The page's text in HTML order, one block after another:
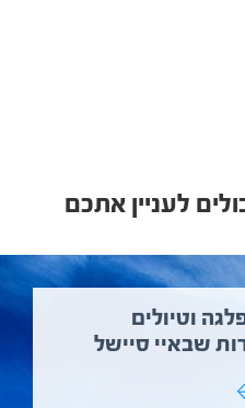
לעניין אתכם
וטיולים
שבאיי סיישל